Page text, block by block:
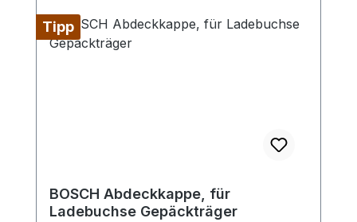
Tipp
BOSCH Abdeckkappe, für
Ladebuchse Gepäckträger